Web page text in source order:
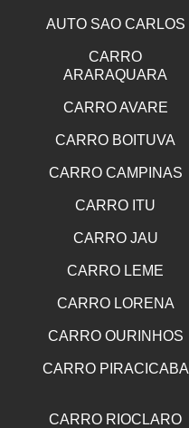
AUTO SAO CARLOS
CARRO
ARARAQUARA
CARRO AVARE
CARRO BOITUVA
CARRO CAMPINAS
CARRO ITU
CARRO JAU
CARRO LEME
CARRO LORENA
CARRO OURINHOS
CARRO PIRACICABA
CARRO RIOCLARO